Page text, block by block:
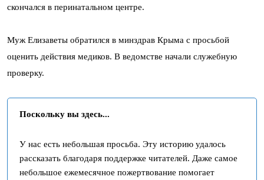
скончался в перинатальном центре.
Муж Елизаветы обратился в минздрав Крыма с просьбой
оценить действия медиков. В ведомстве начали служебную
проверку.
Поскольку вы здесь...
У нас есть небольшая просьба. Эту историю удалось
рассказать благодаря поддержке читателей. Даже самое
небольшое ежемесячное пожертвование помогает